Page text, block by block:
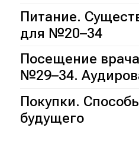
Питание.
для №20–34
Посещение
№29–34.
Покупки.
будущего